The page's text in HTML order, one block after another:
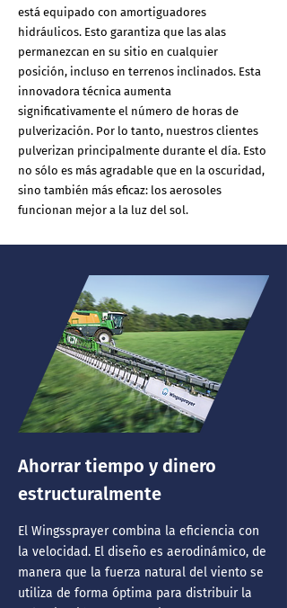
está equipado con amortiguadores
hidráulicos. Esto garantiza que las alas
permanezcan en su sitio en cualquier
posición, incluso en terrenos inclinados. Esta
innovadora técnica aumenta
significativamente el número de horas de
pulverización. Por lo tanto, nuestros clientes
pulverizan principalmente durante el día. Esto
no sólo es más agradable que en la oscuridad,
sino también más eficaz: los aerosoles
funcionan mejor a la luz del sol.
Ahorrar tiempo y dinero
estructuralmente
El Wingssprayer combina la eficiencia con
la velocidad. El diseño es aerodinámico, de
manera que la fuerza natural del viento se
utiliza de forma óptima para distribuir la